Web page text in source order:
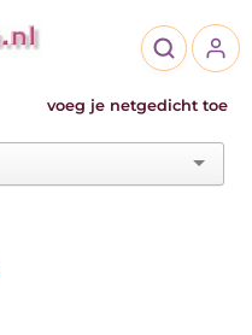
voeg je netgedicht toe